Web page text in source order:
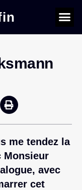
me tendez la
Monsieur
avec
cet